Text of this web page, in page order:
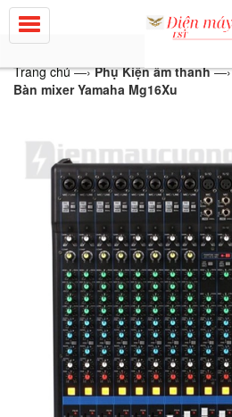
Trang chủ—› Phụ Kiện âm thanh—›
Bàn mixer Yamaha Mg16Xu